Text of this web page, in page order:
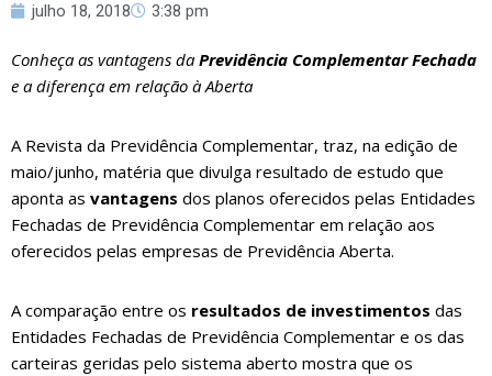
julho 18, 2018 3:38 pm
Conheça as vantagens da Previdência Complementar Fechada
e a diferença em relação à Aberta
A Revista da Previdência Complementar, traz, na edição de
maio/junho, matéria que divulga resultado de estudo que
aponta as vantagens dos planos oferecidos pelas Entidades
Fechadas de Previdência Complementar em relação aos
oferecidos pelas empresas de Previdência Aberta.
A comparação entre os resultados de investimentos das
Entidades Fechadas de Previdência Complementar e os das
carteiras geridas pelo sistema aberto mostra que os